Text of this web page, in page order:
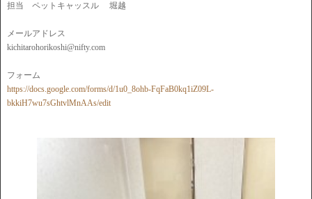
担当 ペットキャッスル 堀越
メールアドレス
kichitarohorikoshi@nifty.com
フォーム
https://docs.google.com/forms/d/1u0_8ohb-FqFaB0kq1iZ09L-
bkkiH7wu7sGhtvlMnAAs/edit